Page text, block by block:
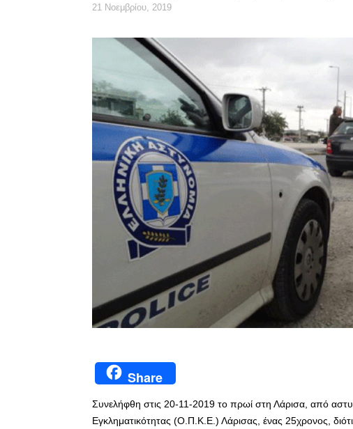
21 Νοεμβρίου, 2019
Share
Συνελήφθη στις 20-11-2019 το πρωί στη Λάρισα, από
Εγκληματικότητας (Ο.Π.Κ.Ε.) Λάρισας, ένας 25χρονος,